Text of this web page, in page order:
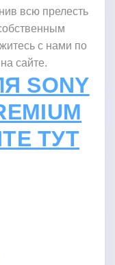
всю прелесть
с нами по
сайте.
SONY
ТУТ